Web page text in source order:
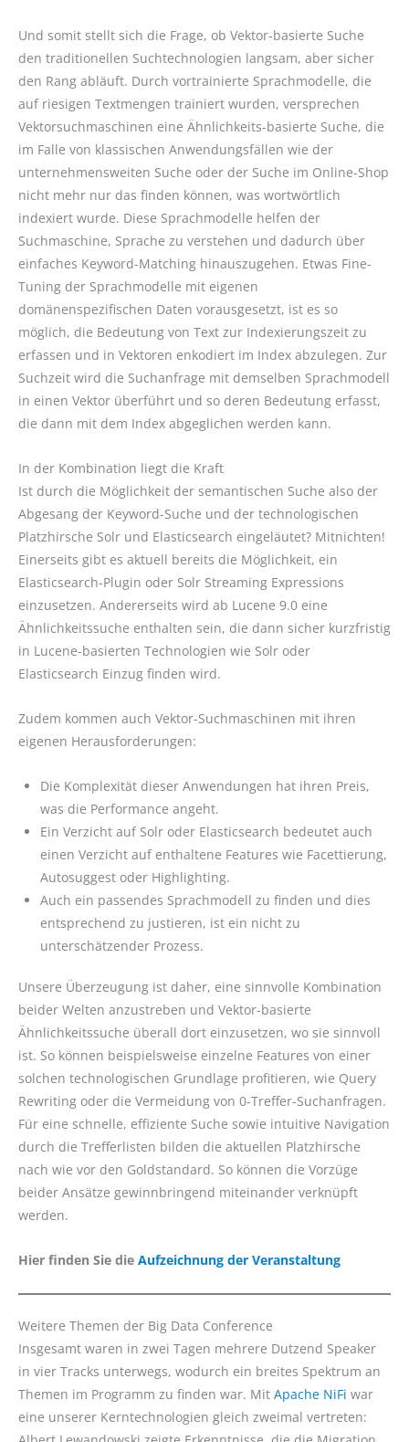
Und somit stellt sich die Frage, ob Vektor-basierte Suche
den traditionellen Suchtechnologien langsam, aber sicher
den Rang abläuft. Durch vortrainierte Sprachmodelle, die
auf riesigen Textmengen trainiert wurden, versprechen
Vektorsuchmaschinen eine Ähnlichkeits-basierte Suche, die
im Falle von klassischen Anwendungsfällen wie der
unternehmensweiten Suche oder der Suche im Online-Shop
nicht mehr nur das finden können, was wortwörtlich
indexiert wurde. Diese Sprachmodelle helfen der
Suchmaschine, Sprache zu verstehen und dadurch über
einfaches Keyword-Matching hinauszugehen. Etwas Fine-
Tuning der Sprachmodelle mit eigenen
domänenspezifischen Daten vorausgesetzt, ist es so
möglich, die Bedeutung von Text zur Indexierungszeit zu
erfassen und in Vektoren enkodiert im Index abzulegen. Zur
Suchzeit wird die Suchanfrage mit demselben Sprachmodell
in einen Vektor überführt und so deren Bedeutung erfasst,
die dann mit dem Index abgeglichen werden kann.
In der Kombination liegt die Kraft
Ist durch die Möglichkeit der semantischen Suche also der
Abgesang der Keyword-Suche und der technologischen
Platzhirsche Solr und Elasticsearch eingeläutet? Mitnichten!
Einerseits gibt es aktuell bereits die Möglichkeit, ein
Elasticsearch-Plugin oder Solr Streaming Expressions
einzusetzen. Andererseits wird ab Lucene 9.0 eine
Ähnlichkeitssuche enthalten sein, die dann sicher kurzfristig
in Lucene-basierten Technologien wie Solr oder
Elasticsearch Einzug finden wird.
Zudem kommen auch Vektor-Suchmaschinen mit ihren
eigenen Herausforderungen:
Die Komplexität dieser Anwendungen hat ihren Preis,
was die Performance angeht.
Ein Verzicht auf Solr oder Elasticsearch bedeutet auch
einen Verzicht auf enthaltene Features wie Facettierung,
Autosuggest oder Highlighting.
Auch ein passendes Sprachmodell zu finden und dies
entsprechend zu justieren, ist ein nicht zu
unterschätzender Prozess.
Unsere Überzeugung ist daher, eine sinnvolle Kombination
beider Welten anzustreben und Vektor-basierte
Ähnlichkeitssuche überall dort einzusetzen, wo sie sinnvoll
ist. So können beispielsweise einzelne Features von einer
solchen technologischen Grundlage profitieren, wie Query
Rewriting oder die Vermeidung von 0-Treffer-Suchanfragen.
Für eine schnelle, effiziente Suche sowie intuitive Navigation
durch die Trefferlisten bilden die aktuellen Platzhirsche
nach wie vor den Goldstandard. So können die Vorzüge
beider Ansätze gewinnbringend miteinander verknüpft
werden.
Hier finden Sie die Aufzeichnung der Veranstaltung
Weitere Themen der Big Data Conference
Insgesamt waren in zwei Tagen mehrere Dutzend Speaker
in vier Tracks unterwegs, wodurch ein breites Spektrum an
Themen im Programm zu finden war. Mit Apache NiFi war
eine unserer Kerntechnologien gleich zweimal vertreten: